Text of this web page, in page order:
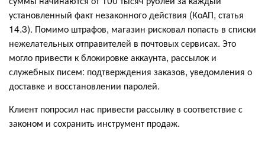
установленный факт незаконного действия (КоАП, статья
14.3). Помимо штрафов, магазин рисковал попасть в списки
нежелательных отправителей в почтовых сервисах. Это
могло привести к блокировке аккаунта, рассылок и
служебных писем: подтверждения заказов, уведомления о
доставке и восстановлении паролей.
Клиент попросил нас привести рассылку в соответствие с
законом и сохранить инструмент продаж.